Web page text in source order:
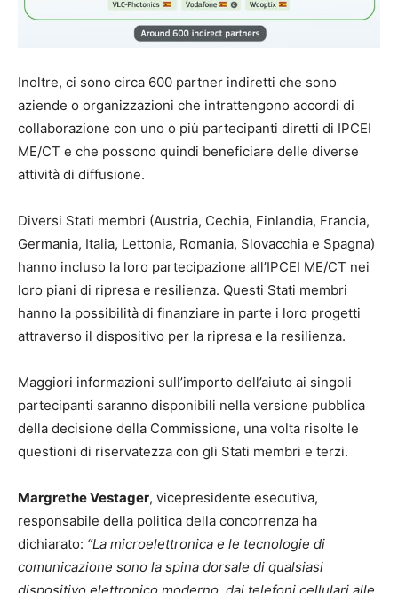
Inoltre, ci sono circa 600 partner indiretti che sono
aziende o organizzazioni che intrattengono accordi di
collaborazione con uno o più partecipanti diretti di IPCEI
ME/CT e che possono quindi beneficiare delle diverse
attività di diffusione.
Diversi Stati membri (Austria, Cechia, Finlandia, Francia,
Germania, Italia, Lettonia, Romania, Slovacchia e Spagna)
hanno incluso la loro partecipazione all’IPCEI ME/CT nei
loro piani di ripresa e resilienza. Questi Stati membri
hanno la possibilità di finanziare in parte i loro progetti
attraverso il dispositivo per la ripresa e la resilienza.
Maggiori informazioni sull’importo dell’aiuto ai singoli
partecipanti saranno disponibili nella versione pubblica
della decisione della Commissione, una volta risolte le
questioni di riservatezza con gli Stati membri e terzi.
Margrethe Vestager, vicepresidente esecutiva,
responsabile della politica della concorrenza ha
dichiarato: “La microelettronica e le tecnologie di
comunicazione sono la spina dorsale di qualsiasi